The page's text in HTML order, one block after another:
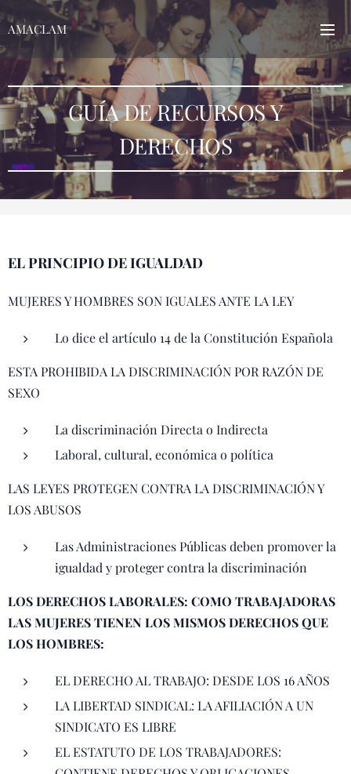
AMACLAM
GUÍA DE RECURSOS Y
DERECHOS
EL PRINCIPIO DE IGUALDAD
MUJERES Y HOMBRES SON IGUALES ANTE LA LEY
Lo dice el artículo 14 de la Constitución Española
ESTA PROHIBIDA LA DISCRIMINACIÓN POR RAZÓN DE
SEXO
La discriminación Directa o Indirecta
Laboral, cultural, económica o política
LAS LEYES PROTEGEN CONTRA LA DISCRIMINACIÓN Y
LOS ABUSOS
Las Administraciones Públicas deben promover la
igualdad y proteger contra la discriminación
LOS DERECHOS LABORALES: COMO TRABAJADORAS
LAS MUJERES TIENEN LOS MISMOS DERECHOS QUE
LOS HOMBRES:
EL DERECHO AL TRABAJO: DESDE LOS 16 AÑOS
LA LIBERTAD SINDICAL: LA AFILIACIÓN A UN
SINDICATO ES LIBRE
EL ESTATUTO DE LOS TRABAJADORES: